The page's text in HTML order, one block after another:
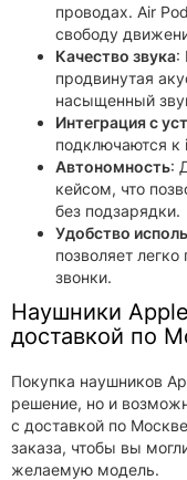
проводах. Air
свободу
Качество звука:
продвинутая
насыщенный
Интеграция с
подключаются к
Автономность:
кейсом, что
без подзарядки.
Удобство
позволяет
звонки.
Наушники
доставкой по
Покупка наушников
решение, но и
с доставкой по
заказа, чтобы вы
желаемую модель.